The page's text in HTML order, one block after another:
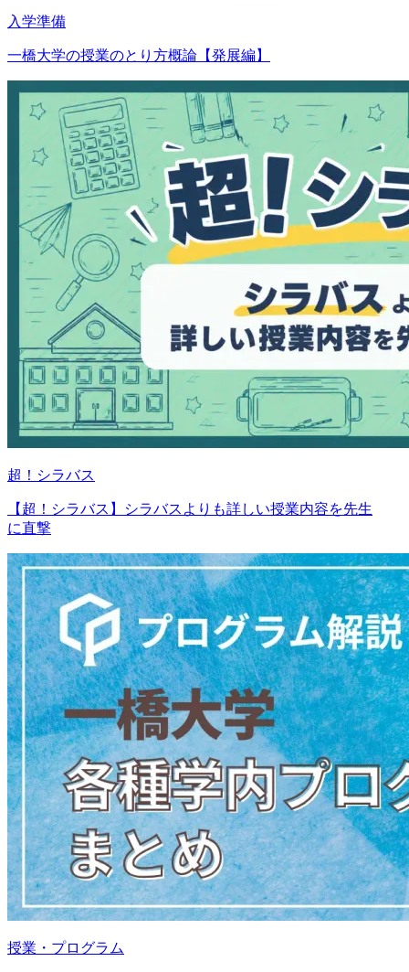
入学準備
一橋大学の授業のとり方概論【発展編】
超！シラバス
【超！シラバス】シラバスよりも詳しい授業内容を先生
に直撃
授業・プログラム